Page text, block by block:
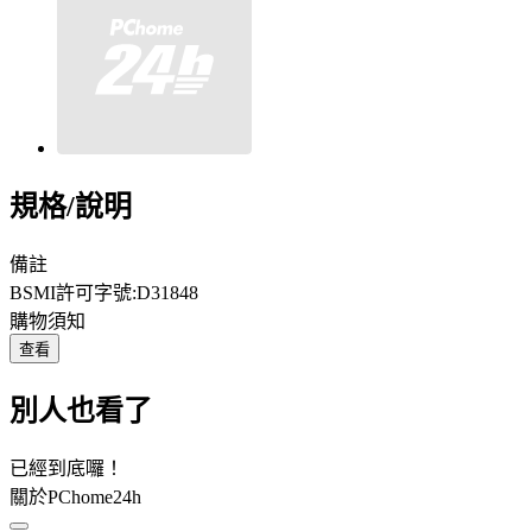
規格/說明
備註
BSMI許可字號:D31848
購物須知
查看
別人也看了
已經到底囉！
關於PChome24h